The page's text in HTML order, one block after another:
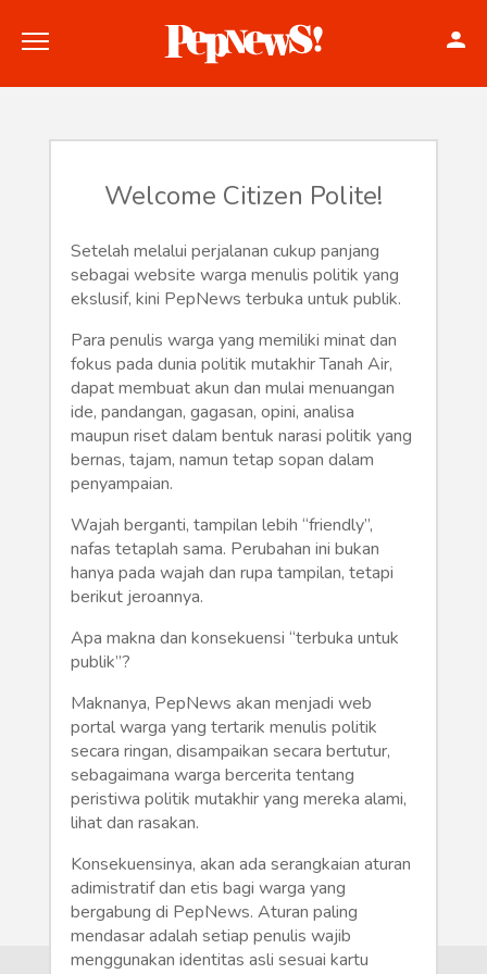
Konstitusi
Hankam
Internasional
Bisnis
Humaniora
Sketsa
Tekno
Gaya
Wisata
Wanita
Welcome Citizen Polite!
Setelah melalui perjalanan cukup panjang
sebagai website warga menulis politik yang
ekslusif, kini PepNews terbuka untuk publik.
Para penulis warga yang memiliki minat dan
fokus pada dunia politik mutakhir Tanah Air,
dapat membuat akun dan mulai menuangan
ide, pandangan, gagasan, opini, analisa
maupun riset dalam bentuk narasi politik yang
bernas, tajam, namun tetap sopan dalam
penyampaian.
Wajah berganti, tampilan lebih “friendly”,
nafas tetaplah sama. Perubahan ini bukan
hanya pada wajah dan rupa tampilan, tetapi
berikut jeroannya.
Apa makna dan konsekuensi “terbuka untuk
publik”?
Maknanya, PepNews akan menjadi web
portal warga yang tertarik menulis politik
secara ringan, disampaikan secara bertutur,
sebagaimana warga bercerita tentang
peristiwa politik mutakhir yang mereka alami,
lihat dan rasakan.
Konsekuensinya, akan ada serangkaian aturan
adimistratif dan etis bagi warga yang
bergabung di PepNews. Aturan paling
mendasar adalah setiap penulis wajib
menggunakan identitas asli sesuai kartu